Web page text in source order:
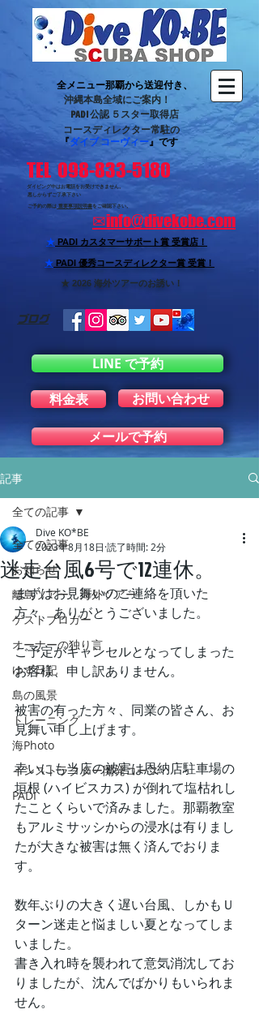
全メニュー那覇から送迎付き、
沖縄本島全域にご案内！
PADI 公認 ５スター取得店
コースディレクター常駐の
『ダイブ コーヴィー』です
TEL 098-833-5180
ダイビング中はお電話をお受けできません。
悪しからずご了承下さい
ご予約の際は 重要事項説明書をご確認下さい。
✉info@divekobe.com
★ PADI カスタマーサポート賞 受賞店！
★ PADI 優秀コースディレクター賞 受賞！
★ 2026 海外ツアーのお誘い！
ブログ
LINE で予約
料金表
お問い合わせ
メールで予約
記事
全ての記事
お知らせ
離島ツアー、海外ツアー
ゲストブロガー
オーナーの独り言
ゆず日記
島の風景
トレーニング
海Photo
インストラクター開発コース
PADI
全ての記事
迷走台風6号で12連休。
Dive KO*BE
2023年8月18日 読了時間: 2分
まずはお見舞いのご連絡を頂いた
方々、ありがとうございました。
ご予定がキャンセルとなってしまった
お客様、申し訳ありません。
被害の有った方々、同業の皆さん、お
見舞い申し上げます。
幸いにも当店の被害は恩納店駐車場の
垣根 (ハイビスカス) が倒れて塩枯れし
たことくらいで済みました。那覇教室
もアルミサッシからの浸水は有りまし
たが大きな被害は無く済んでおりま
す。
数年ぶりの大きく遅い台風、しかもＵ
ターン迷走と悩ましい夏となってしま
いました。
書き入れ時を襲われて意気消沈してお
りましたが、沈んでばかりもいられま
せん。